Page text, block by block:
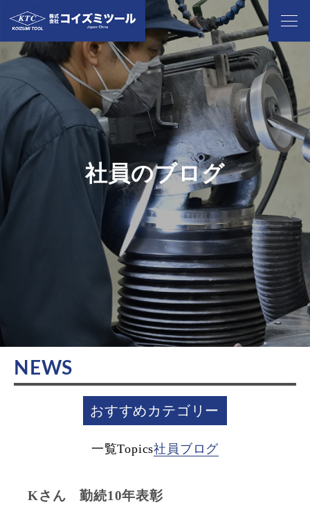
社員のブログ
NEWS
おすすめカテゴリー
一覧Topics社員ブログ
Kさん 勤続10年表彰